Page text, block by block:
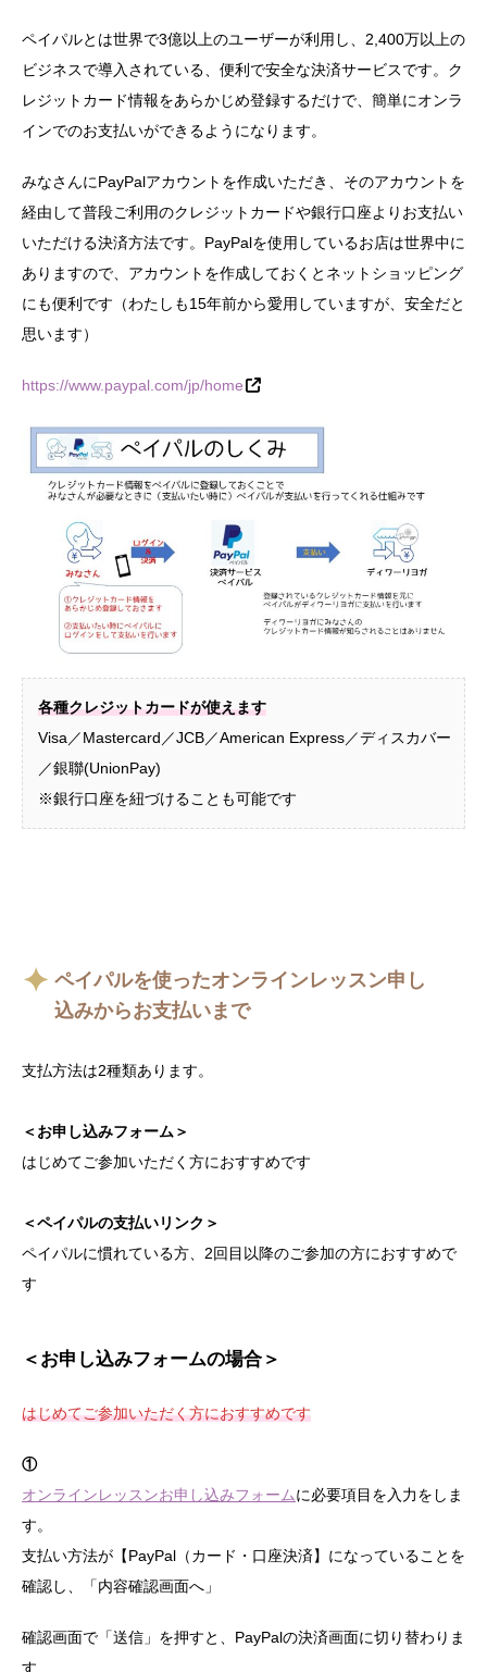
ペイパルとは世界で3億以上のユーザーが利用し、2,400万以上の
ビジネスで導入されている、便利で安全な決済サービスです。ク
レジットカード情報をあらかじめ登録するだけで、簡単にオンラ
インでのお支払いができるようになります。
みなさんにPayPalアカウントを作成いただき、そのアカウントを
経由して普段ご利用のクレジットカードや銀行口座よりお支払い
いただける決済方法です。PayPalを使用しているお店は世界中に
ありますので、アカウントを作成しておくとネットショッピング
にも便利です（わたしも15年前から愛用していますが、安全だと
思います）
https://www.paypal.com/jp/home
各種クレジットカードが使えます
Visa／Mastercard／JCB／American Express／ディスカバー
／銀聯(UnionPay)
※銀行口座を紐づけることも可能です
ペイパルを使ったオンラインレッスン申し
込みからお支払いまで
支払方法は2種類あります。
＜お申し込みフォーム＞
はじめてご参加いただく方におすすめです
＜ペイパルの支払いリンク＞
ペイパルに慣れている方、2回目以降のご参加の方におすすめで
す
＜お申し込みフォームの場合＞
はじめてご参加いただく方におすすめです
①
オンラインレッスンお申し込みフォームに必要項目を入力をしま
す。
支払い方法が【PayPal（カード・口座決済】になっていることを
確認し、「内容確認画面へ」
確認画面で「送信」を押すと、PayPalの決済画面に切り替わりま
す